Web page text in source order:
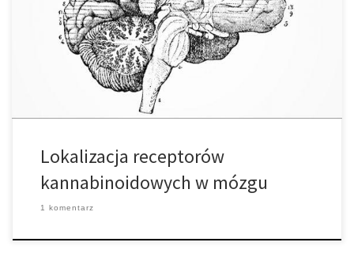
odpornościowych, występują one najgęściej w określonych
częściach mózgu. Części te to: • zwoje podstawy • móżdżek •
hipokamp. Te trzy miejsca mózgu są częścią tego, co znane jest
jako system limbiczny, czyli system mózgu odpowiedzialny […]
Lokalizacja receptorów
kannabinoidowych w mózgu
1 komentarz